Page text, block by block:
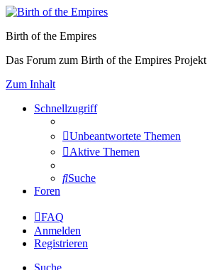
Birth of the Empires
Das Forum zum Birth of the Empires Projekt
Zum Inhalt
Schnellzugriff
Unbeantwortete Themen
Aktive Themen
Suche
Foren
FAQ
Anmelden
Registrieren
Suche